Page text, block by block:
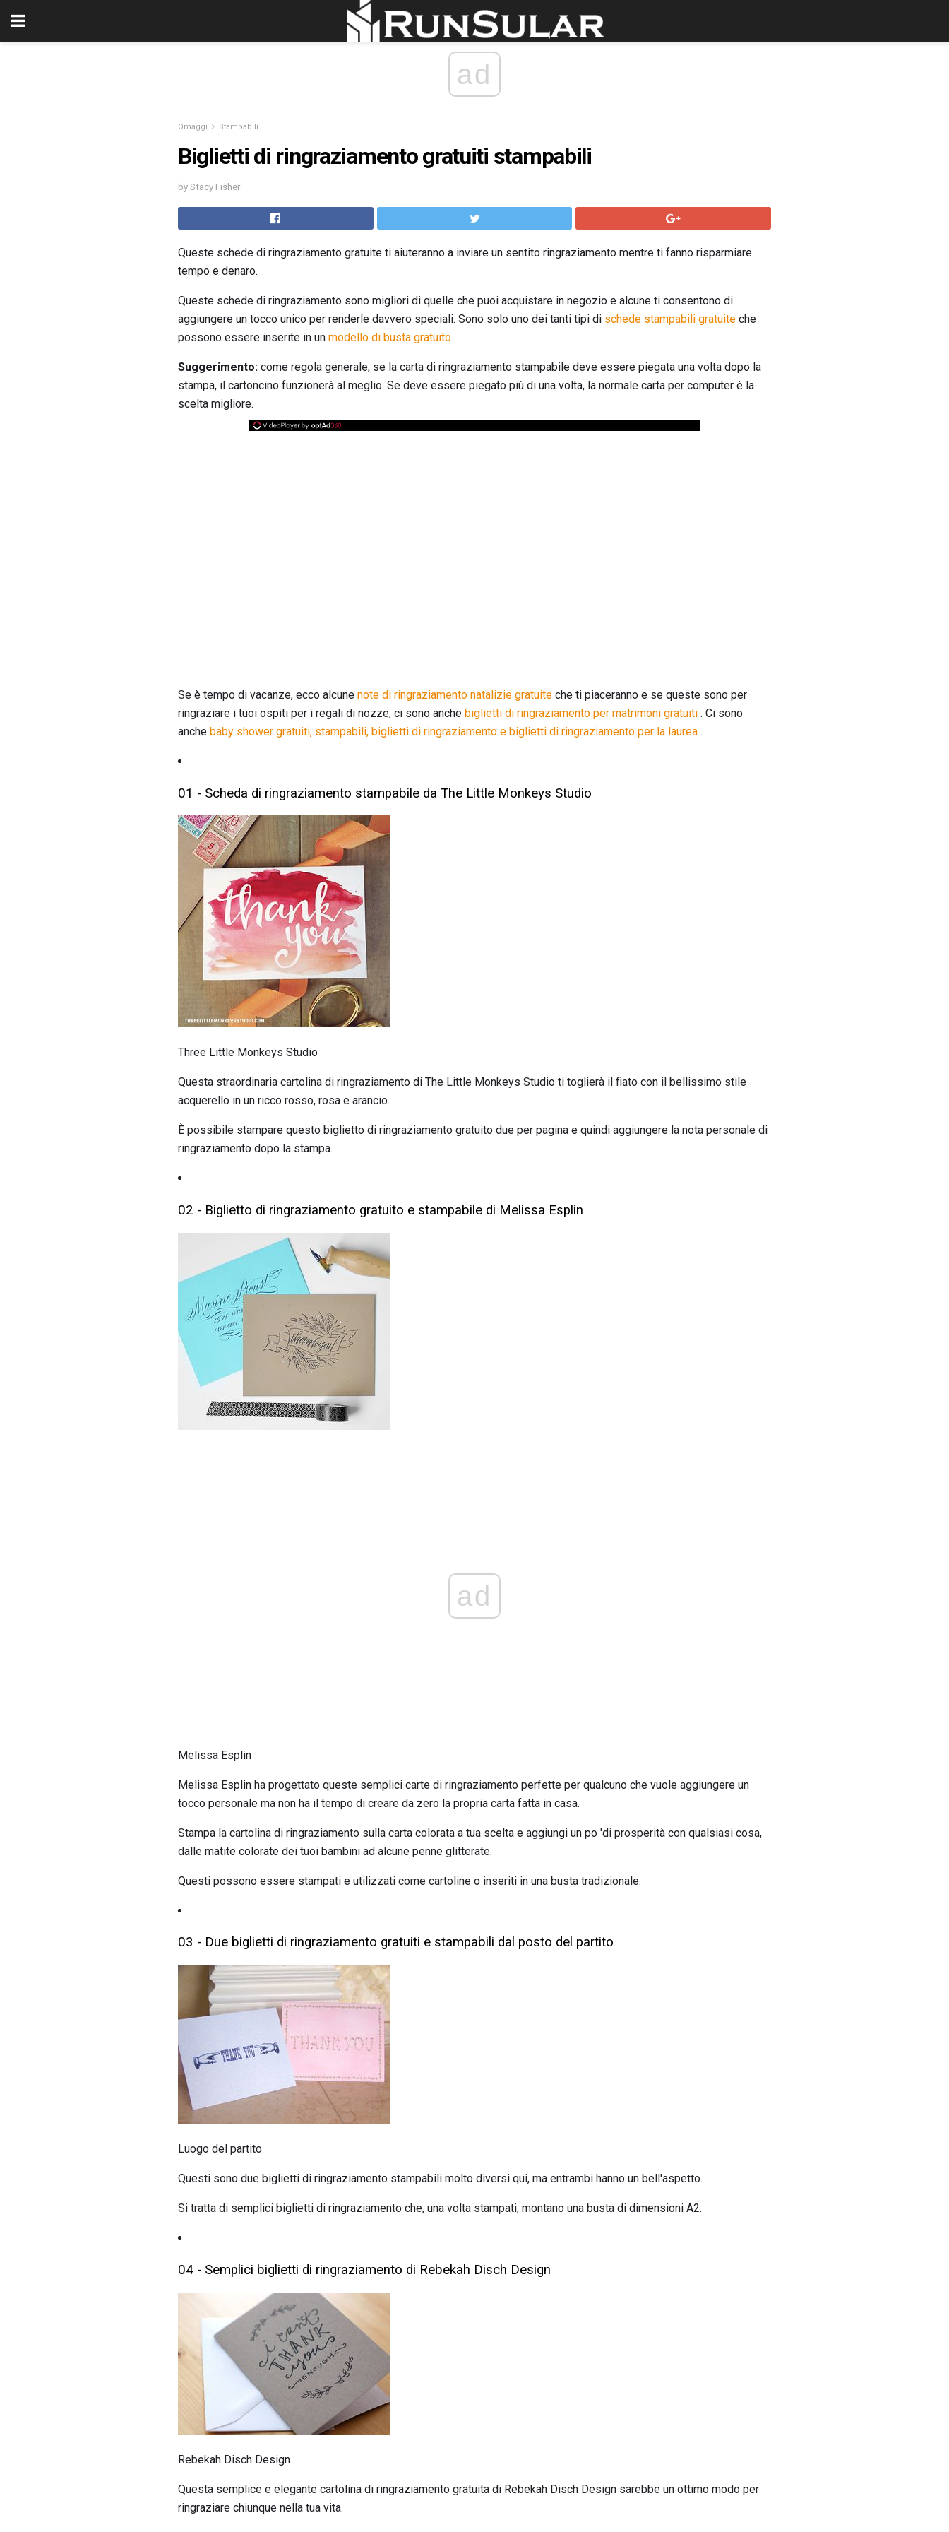
ad
Omaggi Stampabili
Biglietti di ringraziamento gratuiti stampabili
by Stacy Fisher
Queste schede di ringraziamento gratuite ti aiuteranno a inviare un sentito ringraziamento mentre ti fanno risparmiare
tempo e denaro.
Queste schede di ringraziamento sono migliori di quelle che puoi acquistare in negozio e alcune ti consentono di
aggiungere un tocco unico per renderle davvero speciali. Sono solo uno dei tanti tipi di schede stampabili gratuite che
possono essere inserite in un modello di busta gratuito .
Suggerimento: come regola generale, se la carta di ringraziamento stampabile deve essere piegata una volta dopo la
stampa, il cartoncino funzionerà al meglio. Se deve essere piegato più di una volta, la normale carta per computer è la
scelta migliore.
Se è tempo di vacanze, ecco alcune note di ringraziamento natalizie gratuite che ti piaceranno e se queste sono per
ringraziare i tuoi ospiti per i regali di nozze, ci sono anche biglietti di ringraziamento per matrimoni gratuiti . Ci sono
anche baby shower gratuiti, stampabili, biglietti di ringraziamento e biglietti di ringraziamento per la laurea .
01 - Scheda di ringraziamento stampabile da The Little Monkeys Studio
Three Little Monkeys Studio
Questa straordinaria cartolina di ringraziamento di The Little Monkeys Studio ti toglierà il fiato con il bellissimo stile
acquerello in un ricco rosso, rosa e arancio.
È possibile stampare questo biglietto di ringraziamento gratuito due per pagina e quindi aggiungere la nota personale di
ringraziamento dopo la stampa.
02 - Biglietto di ringraziamento gratuito e stampabile di Melissa Esplin
ad
Melissa Esplin
Melissa Esplin ha progettato queste semplici carte di ringraziamento perfette per qualcuno che vuole aggiungere un
tocco personale ma non ha il tempo di creare da zero la propria carta fatta in casa.
Stampa la cartolina di ringraziamento sulla carta colorata a tua scelta e aggiungi un po 'di prosperità con qualsiasi cosa,
dalle matite colorate dei tuoi bambini ad alcune penne glitterate.
Questi possono essere stampati e utilizzati come cartoline o inseriti in una busta tradizionale.
03 - Due biglietti di ringraziamento gratuiti e stampabili dal posto del partito
Luogo del partito
Questi sono due biglietti di ringraziamento stampabili molto diversi qui, ma entrambi hanno un bell'aspetto.
Si tratta di semplici biglietti di ringraziamento che, una volta stampati, montano una busta di dimensioni A2.
04 - Semplici biglietti di ringraziamento di Rebekah Disch Design
Rebekah Disch Design
Questa semplice e elegante cartolina di ringraziamento gratuita di Rebekah Disch Design sarebbe un ottimo modo per
ringraziare chiunque nella tua vita.